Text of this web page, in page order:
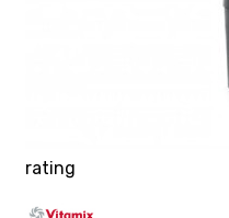
rating